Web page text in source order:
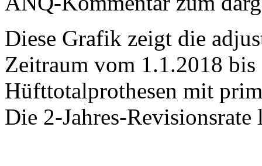
Diese Grafik zeigt die
Zeitraum vom 1.1.2018
Hüfttotalprothesen mit
Die 2-Jahres-